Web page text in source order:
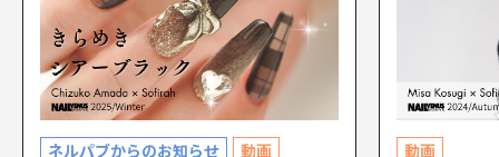
ネルパブからのお知らせ 動画 動画